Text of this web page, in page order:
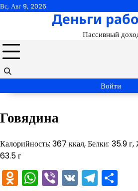
Перейти
Вс, Авг 9, 2026
Деньги
Пассивный
Войти
Говядина
Калорийность: 367 ккал, Белки: 35.9
63.5 г
Odnoklassniki
WhatsApp
Viber
VK